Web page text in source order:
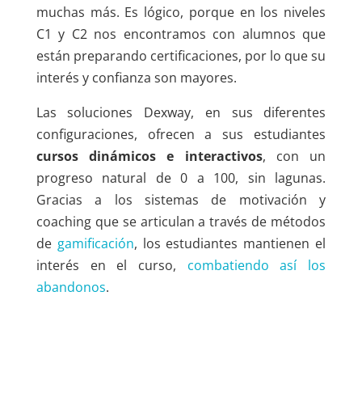
muchas más. Es lógico, porque en los niveles
C1 y C2 nos encontramos con alumnos que
están preparando certificaciones, por lo que su
interés y confianza son mayores.
Las soluciones Dexway, en sus diferentes
configuraciones, ofrecen a sus estudiantes
cursos dinámicos e interactivos, con un
progreso natural de 0 a 100, sin lagunas.
Gracias a los sistemas de motivación y
coaching que se articulan a través de métodos
de gamificación, los estudiantes mantienen el
interés en el curso, combatiendo así los
abandonos.